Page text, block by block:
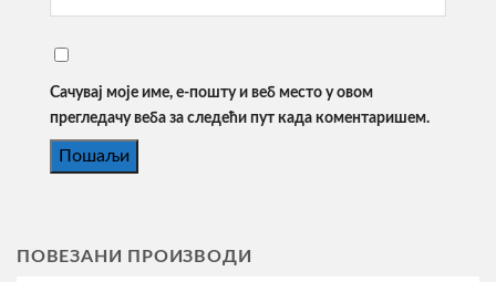
Сачувај моје име, е-пошту и веб место у овом
прегледачу веба за следећи пут када коментаришем.
ПОВЕЗАНИ ПРОИЗВОДИ